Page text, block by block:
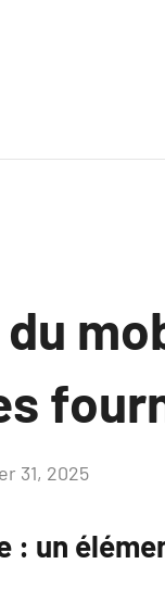
du
31, 2025
: un